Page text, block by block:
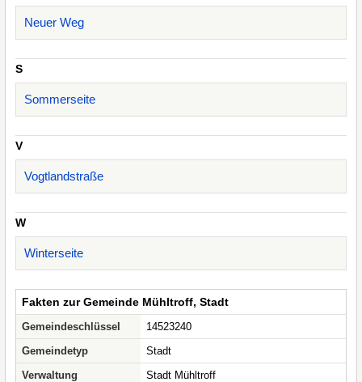
Neuer Weg
S
Sommerseite
V
Vogtlandstraße
W
Winterseite
Fakten zur Gemeinde Mühltroff, Stadt
Gemeindeschlüssel
14523240
Gemeindetyp
Stadt
Verwaltung
Stadt Mühltroff